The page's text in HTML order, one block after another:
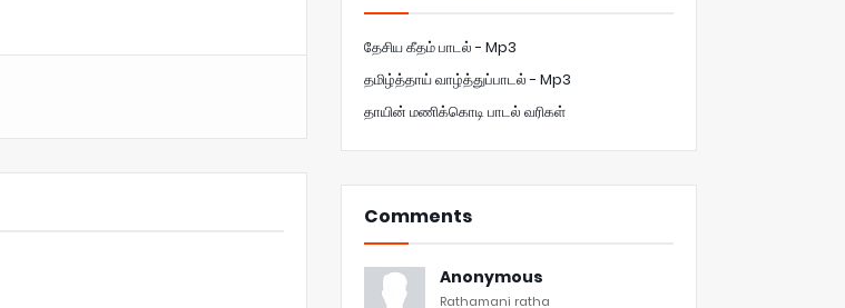
தேசிய கீதம் பாடல் - Mp3
தமிழ்த்தாய் வாழ்த்துப்பாடல் - Mp3
தாயின் மணிக்கொடி பாடல் வரிகள்
Comments
Anonymous
Rathamani ratha